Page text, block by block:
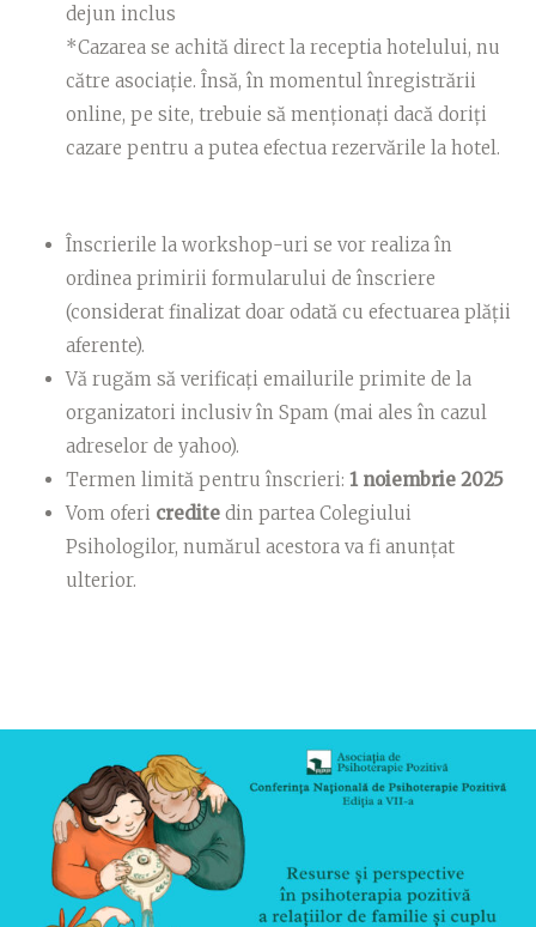
dejun inclus
*Cazarea se achită direct la receptia hotelului, nu
către asociație. Însă, în momentul înregistrării
online, pe site, trebuie să menționați dacă doriți
cazare pentru a putea efectua rezervările la hotel.
Înscrierile la workshop-uri se vor realiza în
ordinea primirii formularului de înscriere
(considerat finalizat doar odată cu efectuarea plății
aferente).
Vă rugăm să verificați emailurile primite de la
organizatori inclusiv în Spam (mai ales în cazul
adreselor de yahoo).
Termen limită pentru înscrieri: 1 noiembrie 2025
Vom oferi credite din partea Colegiului
Psihologilor, numărul acestora va fi anunțat
ulterior.